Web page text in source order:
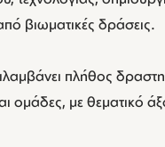
βιωματικές δράσεις.
πλήθος
ομάδες, με θεματικό